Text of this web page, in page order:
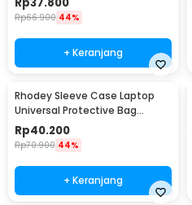
AK03
Rp37.800
Rp66.900 44%
+ Keranjang
Rhodey Sleeve Case Laptop
Universal Protective Bag
Neoprene with Pouch 15 Inch -
AK03
Rp40.200
Rp70.900 44%
+ Keranjang